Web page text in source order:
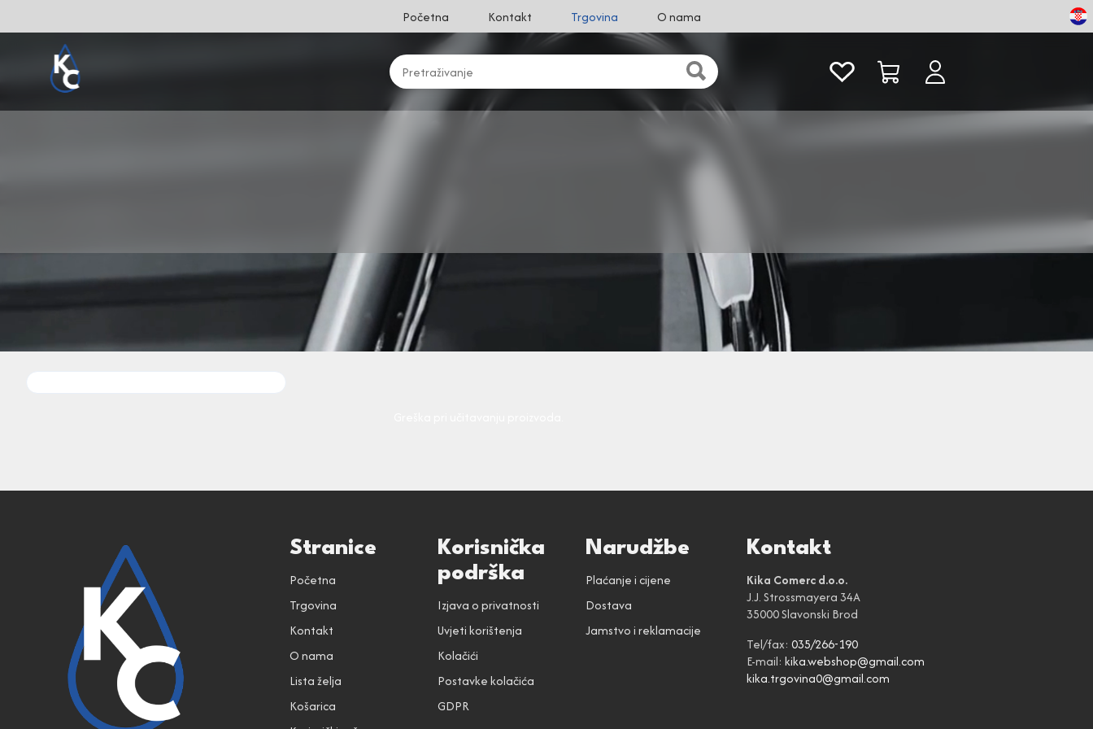
Početna Kontakt Trgovina O nama
Stranice
Početna
Trgovina
Kontakt
O nama
Lista želja
Košarica
Korisnička
podrška
Izjava o privatnosti
Uvjeti korištenja
Kolačići
Postavke kolačića
GDPR
Narudžbe
Plaćanje i cijene
Dostava
Jamstvo i reklamacije
Kontakt
Kika Comerc d.o.o.
J.J. Strossmayera 34A
35000 Slavonski Brod
Tel/fax: 035/266-190
E-mail: kika.webshop@gmail.com
kika.trgovina0@gmail.com